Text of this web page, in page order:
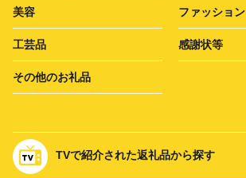
美容 ファッション
工芸品 感謝状等
その他のお礼品
TVで紹介された返礼品から探す